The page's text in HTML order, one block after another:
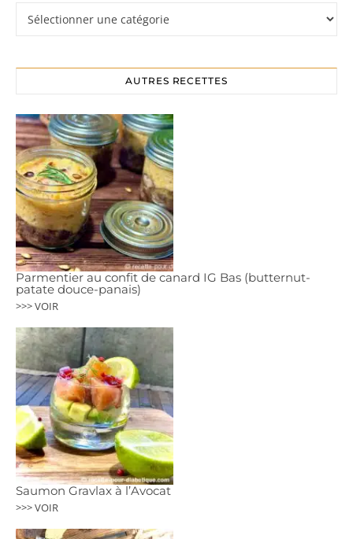
AUTRES RECETTES
Parmentier au confit de canard IG Bas (butternut-
patate douce-panais)
>>> VOIR
Saumon Gravlax à l’Avocat
>>> VOIR